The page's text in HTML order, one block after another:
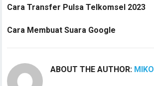
Cara Transfer Pulsa Telkomsel 2023
Cara Membuat Suara Google
ABOUT THE AUTHOR: MIKO